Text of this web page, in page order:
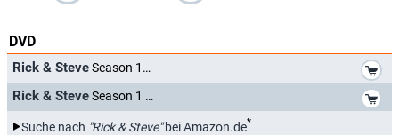
DVD
Rick & SteveSeason 1
Rick & SteveSeason 1
Suche nach "Rick & Steve"bei Amazon.de*